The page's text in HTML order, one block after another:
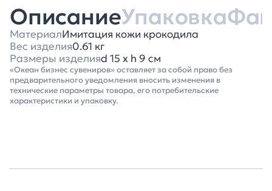
ОписаниеУпаковка
МатериалИмитация кожи крокодила
Вес изделия0.61 кг
Размеры изделияd 15 х h 9 см
«Океан бизнес сувениров» оставляет за собой право без
предварительного уведомления вносить изменения в
технические параметры товара, его потребительские
характеристики и упаковку.